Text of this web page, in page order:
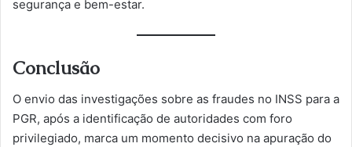
segurança e bem-estar.
Conclusão
O envio das investigações sobre as fraudes no INSS para a
PGR, após a identificação de autoridades com foro
privilegiado, marca um momento decisivo na apuração do